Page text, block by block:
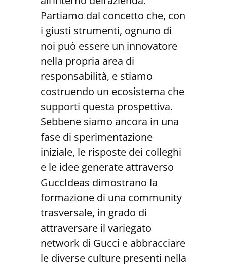
Partiamo dal concetto che, con
i giusti strumenti, ognuno di
noi può essere un innovatore
nella propria area di
responsabilità, e stiamo
costruendo un ecosistema che
supporti questa prospettiva.
Sebbene siamo ancora in una
fase di sperimentazione
iniziale, le risposte dei colleghi
e le idee generate attraverso
GuccIdeas dimostrano la
formazione di una community
trasversale, in grado di
attraversare il variegato
network di Gucci e abbracciare
le diverse culture presenti nella